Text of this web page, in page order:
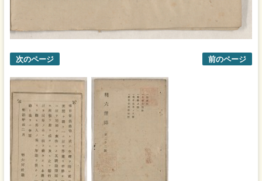
次のページ 前のページ